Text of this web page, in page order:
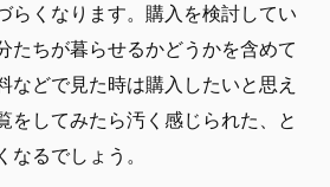
らくなります。購入を検討してい
たちが暮らせるかどうかを含めて
などで見た時は購入したいと思え
をしてみたら汚く感じられた、と
なるでしょう。